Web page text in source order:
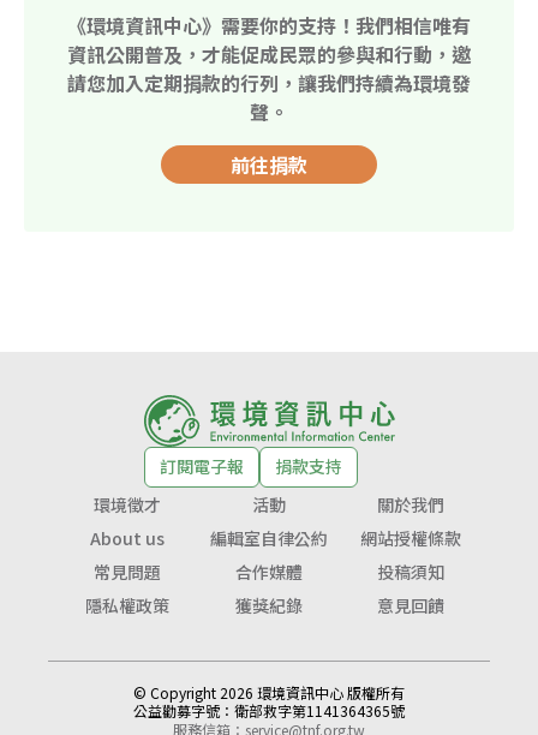
《環境資訊中心》需要你的支持！我們相信唯有
資訊公開普及，才能促成民眾的參與和行動，邀
請您加入定期捐款的行列，讓我們持續為環境發
聲。
前往捐款
訂閱電子報
捐款支持
環境徵才
活動
關於我們
About us
編輯室自律公約
網站授權條款
常見問題
合作媒體
投稿須知
隱私權政策
獲獎紀錄 意見回饋
© Copyright 2026 環境資訊中心 版權所有
公益勸募字號： 衛部救字第1141364365號
服務信箱： service@tnf.org.tw